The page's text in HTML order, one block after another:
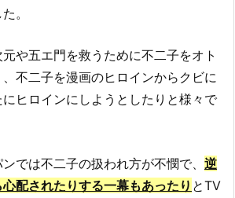
。
や五エ門を救うために不二子をオト
不二子を漫画のヒロインからクビに
ヒロインにしようとしたりと様々で
では不二子の扱われ方が不憫で、 逆
配されたりする一幕もあったり とTV